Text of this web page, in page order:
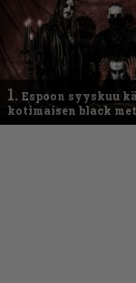
1. Espoon syyskuu
kotimaisen black